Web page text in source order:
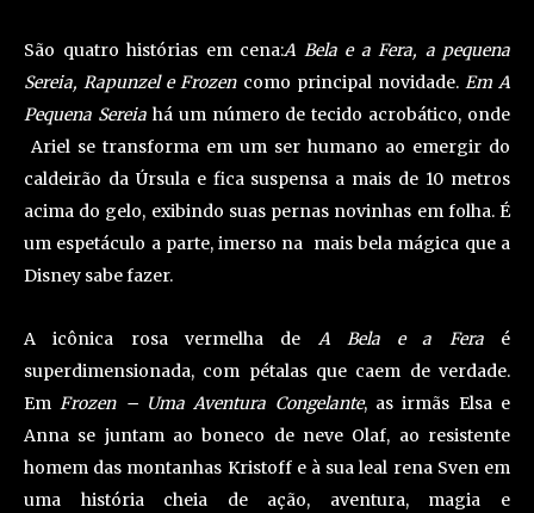
São quatro histórias em cena:A Bela e a Fera, a pequena
Sereia, Rapunzel e Frozencomo principal novidade. Em A
Pequena Sereiahá um número de tecido acrobático, onde
Ariel se transforma em um ser humano ao emergir do
caldeirão da Úrsula e fica suspensa a mais de 10 metros
acima do gelo, exibindo suas pernas novinhas em folha. É
um espetáculo a parte, imerso na mais bela mágica que a
Disney sabe fazer.
A icônica rosa vermelha de A Bela e a Feraé
superdimensionada, com pétalas que caem de verdade.
EmFrozen – Uma Aventura Congelante, as irmãs Elsa e
Anna se juntam ao boneco de neve Olaf, ao resistente
homem das montanhas Kristoff e à sua leal rena Sven em
uma história cheia de ação, aventura, magia e